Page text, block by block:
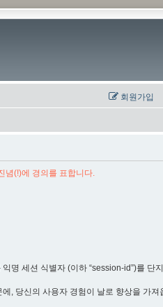
회원가입
념(!)에 경의를 표합니다.
명 세션 식별자 (이하 “session-id”)를 단
, 당신의 사용자 경험이 날로 향상을 가져